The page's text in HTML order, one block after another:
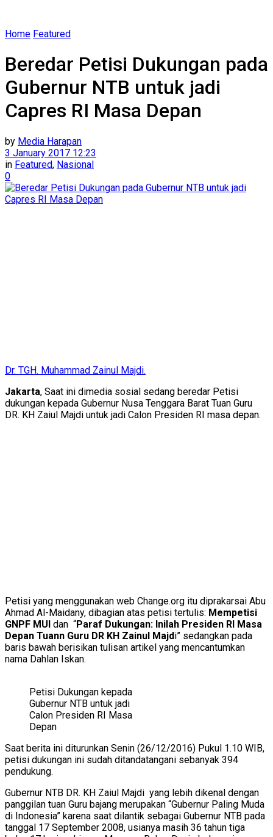
Home Featured
Beredar Petisi Dukungan pada
Gubernur NTB untuk jadi
Capres RI Masa Depan
by Media Harapan
3 January 2017 12:23
in Featured, Nasional
0
Dr. TGH. Muhammad Zainul Majdi.
Jakarta, Saat ini dimedia sosial sedang beredar Petisi
dukungan kepada Gubernur Nusa Tenggara Barat Tuan Guru
DR. KH Zaiul Majdi untuk jadi Calon Presiden RI masa depan.
Petisi yang menggunakan web Change.org itu diprakarsai Abu
Ahmad Al-Maidany, dibagian atas petisi tertulis: Mempetisi
GNPF MUI dan “Paraf Dukungan: Inilah Presiden RI Masa
Depan Tuann Guru DR KH Zainul Majdi” sedangkan pada
baris bawah berisikan tulisan artikel yang mencantumkan
nama Dahlan Iskan.
Petisi Dukungan kepada
Gubernur NTB untuk jadi
Calon Presiden RI Masa
Depan
Saat berita ini diturunkan Senin (26/12/2016) Pukul 1.10 WIB,
petisi dukungan ini sudah ditandatangani sebanyak 394
pendukung.
Gubernur NTB DR. KH Zaiul Majdi yang lebih dikenal dengan
panggilan tuan Guru bajang merupakan “Gubernur Paling Muda
di Indonesia” karena saat dilantik sebagai Gubernur NTB pada
tanggal 17 September 2008, usianya masih 36 tahun tiga